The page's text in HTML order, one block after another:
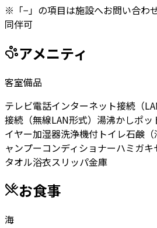
※「−」の項目は施設へお問い合わ
同伴可
アメニティ
客室備品
テレビ電話インターネット接続（
接続（無線LAN形式） 湯沸かしポッ
イヤー加湿器洗浄機付トイレ石鹸（
ャンプーコンディショナーハミガキ
タオル浴衣スリッパ金庫
お食事
海